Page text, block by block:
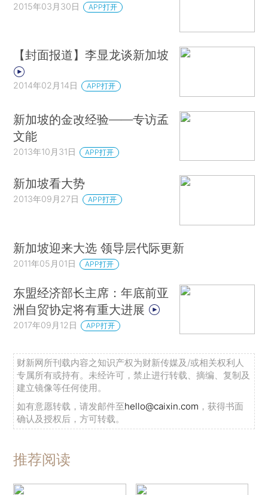
2015年03月30日 APP打开
【封面报道】李显龙谈新加坡
2014年02月14日 APP打开
新加坡的金改经验——专访孟
文能
2013年10月31日 APP打开
新加坡看大势
2013年09月27日 APP打开
新加坡迎来大选 领导层代际更新
2011年05月01日 APP打开
东盟经济部长主席：年底前亚
洲自贸协定将有重大进展
2017年09月12日 APP打开
财新网所刊载内容之知识产权为财新传媒及/或相关权利人
专属所有或持有。未经许可，禁止进行转载、摘编、复制及
建立镜像等任何使用。
如有意愿转载，请发邮件至hello@caixin.com ，获得书面
确认及授权后，方可转载。
推荐阅读